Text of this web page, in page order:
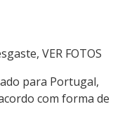
25
VER FOTOS
para Portugal,
com forma de